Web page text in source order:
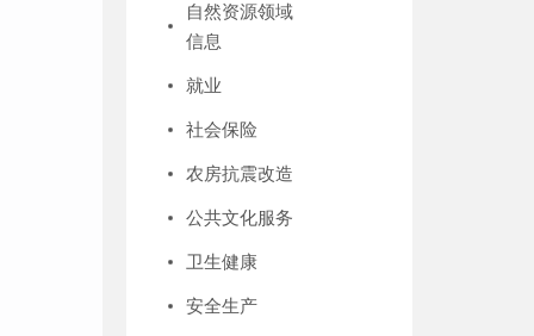
自然资源领域
信息
就业
社会保险
农房抗震改造
公共文化服务
卫生健康
安全生产